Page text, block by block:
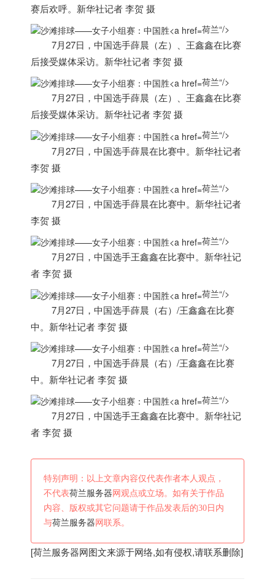
赛后欢呼。新华社记者 李贺 摄
荷兰“/>
7月27日，中国选手薛晨（左）、王鑫鑫在比赛
后接受媒体采访。新华社记者 李贺 摄
荷兰“/>
7月27日，中国选手薛晨（左）、王鑫鑫在比赛
后接受媒体采访。新华社记者 李贺 摄
荷兰“/>
7月27日，中国选手薛晨在比赛中。新华社记者
李贺 摄
荷兰“/>
7月27日，中国选手薛晨在比赛中。新华社记者
李贺 摄
荷兰“/>
7月27日，中国选手王鑫鑫在比赛中。新华社记
者 李贺 摄
荷兰“/>
7月27日，中国选手薛晨（右）/王鑫鑫在比赛
中。新华社记者 李贺 摄
荷兰“/>
7月27日，中国选手薛晨（右）/王鑫鑫在比赛
中。新华社记者 李贺 摄
荷兰“/>
7月27日，中国选手王鑫鑫在比赛中。新华社记
者 李贺 摄
特别声明：以上文章内容仅代表作者本人观点，
不代表荷兰服务器 网观点或立场。如有关于作品
内容、版权或其它问题请于作品发表后的30日内
与荷兰服务器 网联系。
[荷兰服务器网图文来源于网络,如有侵权,请联系删除]